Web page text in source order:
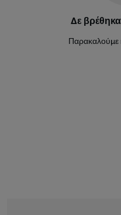
Αμυντικός
Δε
Παρακαλούμε